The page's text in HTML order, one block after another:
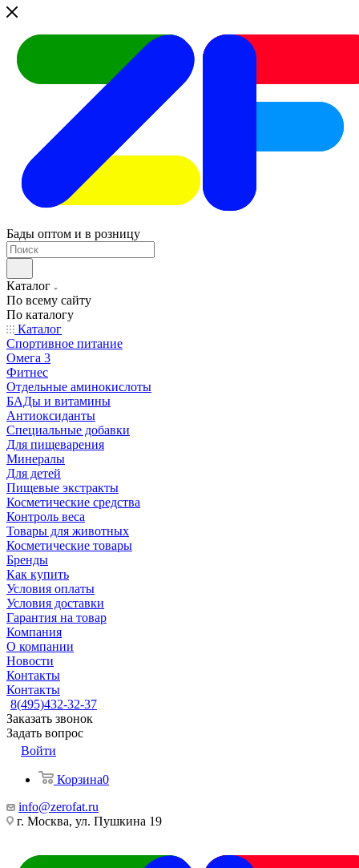
Бады оптом и в розницу
Каталог
По всему сайту
По каталогу
Каталог
Спортивное питание
Омега 3
Фитнес
Отдельные аминокислоты
БАДы и витамины
Антиоксиданты
Специальные добавки
Для пищеварения
Минералы
Для детей
Пищевые экстракты
Косметические средства
Контроль веса
Товары для животных
Косметические товары
Бренды
Как купить
Условия оплаты
Условия доставки
Гарантия на товар
Компания
О компании
Новости
Контакты
Контакты
8(495)432-32-37
Заказать звонок
Задать вопрос
Войти
Корзина0
info@zerofat.ru
г. Москва, ул. Пушкина 19